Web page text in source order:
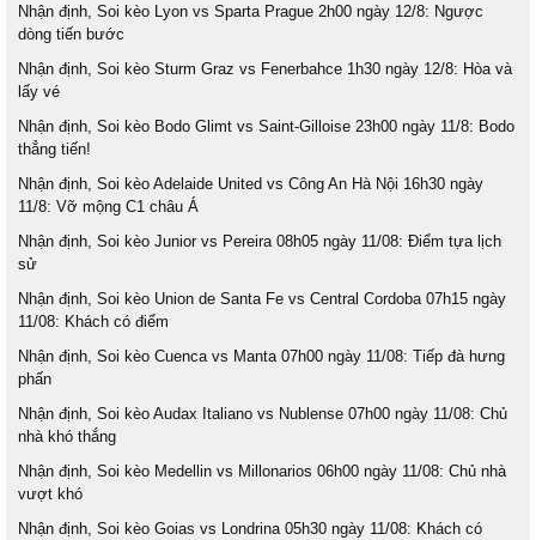
Nhận định, Soi kèo Lyon vs Sparta Prague 2h00 ngày 12/8: Ngược
dòng tiến bước
Nhận định, Soi kèo Sturm Graz vs Fenerbahce 1h30 ngày 12/8: Hòa và
lấy vé
Nhận định, Soi kèo Bodo Glimt vs Saint-Gilloise 23h00 ngày 11/8: Bodo
thẳng tiến!
Nhận định, Soi kèo Adelaide United vs Công An Hà Nội 16h30 ngày
11/8: Vỡ mộng C1 châu Á
Nhận định, Soi kèo Junior vs Pereira 08h05 ngày 11/08: Điểm tựa lịch
sử
Nhận định, Soi kèo Union de Santa Fe vs Central Cordoba 07h15 ngày
11/08: Khách có điểm
Nhận định, Soi kèo Cuenca vs Manta 07h00 ngày 11/08: Tiếp đà hưng
phấn
Nhận định, Soi kèo Audax Italiano vs Nublense 07h00 ngày 11/08: Chủ
nhà khó thắng
Nhận định, Soi kèo Medellin vs Millonarios 06h00 ngày 11/08: Chủ nhà
vượt khó
Nhận định, Soi kèo Goias vs Londrina 05h30 ngày 11/08: Khách có